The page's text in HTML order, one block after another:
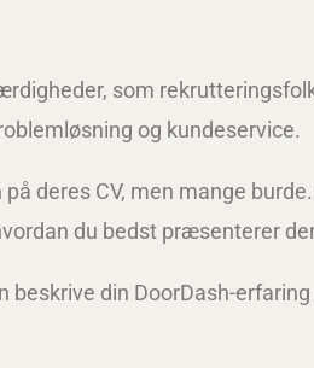
som
og kundeservice.
deres CV, men mange
du bedst præsenterer
din DoorDash-